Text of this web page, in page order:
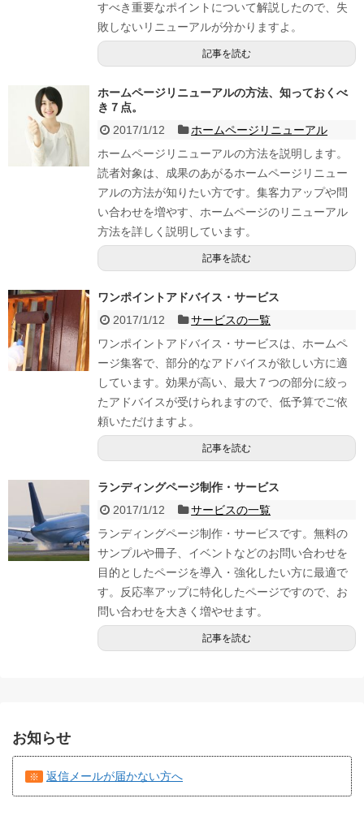
すべき重要なポイントについて解説したので、失
敗しないリニューアルが分かりますよ。
記事を読む
ホームページリニューアルの方法、知っておくべ
き７点。
2017/1/12
ホームページリニューアル
ホームページリニューアルの方法を説明します。
読者対象は、成果のあがるホームページリニュー
アルの方法が知りたい方です。集客力アップや問
い合わせを増やす、ホームページのリニューアル
方法を詳しく説明しています。
記事を読む
ワンポイントアドバイス・サービス
2017/1/12
サービスの一覧
ワンポイントアドバイス・サービスは、ホームペ
ージ集客で、部分的なアドバイスが欲しい方に適
しています。効果が高い、最大７つの部分に絞っ
たアドバイスが受けられますので、低予算でご依
頼いただけますよ。
記事を読む
ランディングページ制作・サービス
2017/1/12
サービスの一覧
ランディングページ制作・サービスです。無料の
サンプルや冊子、イベントなどのお問い合わせを
目的としたページを導入・強化したい方に最適で
す。反応率アップに特化したページですので、お
問い合わせを大きく増やせます。
記事を読む
お知らせ
※ 返信メールが届かない方へ